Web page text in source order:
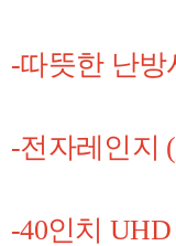
-따뜻한 난방
-전자레인지
-40인치